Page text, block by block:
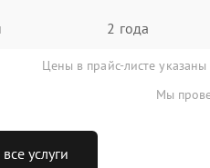
2 года
Цены в прайс-листе
Мы
услуги